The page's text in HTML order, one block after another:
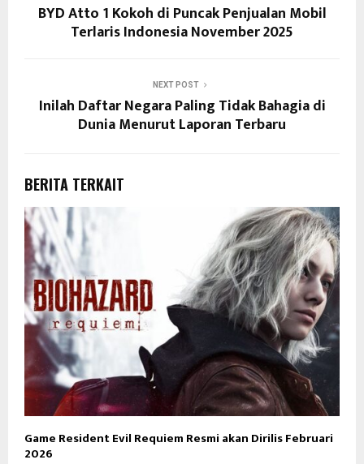
BYD Atto 1 Kokoh di Puncak Penjualan Mobil
Terlaris Indonesia November 2025
NEXT POST
Inilah Daftar Negara Paling Tidak Bahagia di
Dunia Menurut Laporan Terbaru
BERITA TERKAIT
Game Resident Evil Requiem Resmi akan Dirilis Februari
2026